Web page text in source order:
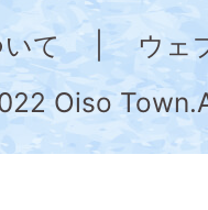
て
ウェ
Oiso